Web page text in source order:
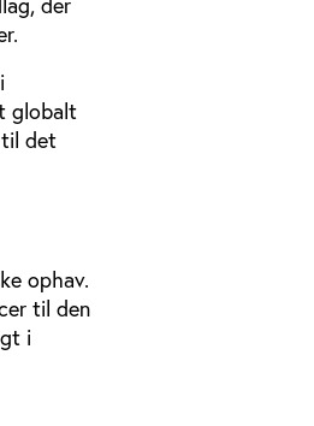
globalt
det
ophav.
til den
i